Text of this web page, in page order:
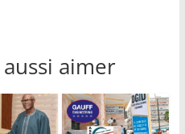
aimer